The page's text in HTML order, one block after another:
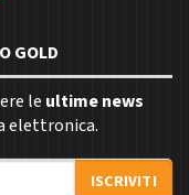
GOLD
le ultime news
elettronica.
ISCRIVITI